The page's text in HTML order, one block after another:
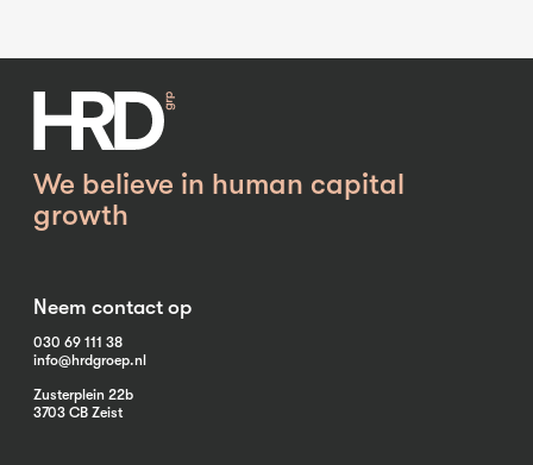
We believe in human capital
growth
Neem contact op
030 69 111 38
info@hrdgroep.nl
Zusterplein 22b
3703 CB Zeist